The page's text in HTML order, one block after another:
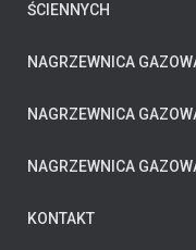
ŚCIENNYCH
NAGRZEWNICA
NAGRZEWNICA
NAGRZEWNICA
KONTAKT